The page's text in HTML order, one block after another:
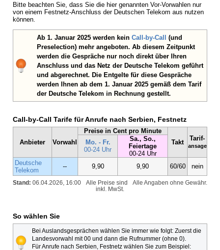
Bitte beachten Sie, dass Sie die hier genannten Vor-Vorwahlen nur
von einem Festnetz-Anschluss der Deutschen Telekom aus nutzen
können.
Ab 1. Januar 2025 werden kein Call-by-Call (und
Preselection) mehr angeboten. Ab diesem Zeitpunkt
werden die Gespräche nur noch direkt über Ihren
Anschluss und das Netz der Deutsche Telekom geführt
und abgerechnet. Die Entgelte für diese Gespräche
werden Ihnen ab dem 1. Januar 2025 gemäß dem Tarif
der Deutsche Telekom in Rechnung gestellt.
Call-by-Call Tarife für Anrufe nach Serbien, Festnetz
Anbieter Vorwahl
Preise in Cent pro Minute
Takt
Tarif-
ansage
Mo. - Fr.
00-24 Uhr
Sa., So.,
Feiertage
00-24 Uhr
Deutsche
Telekom
-- 9,90 9,90 60/60 nein
Stand: 06.04.2026, 16:00 Alle Angaben ohne Gewähr.
Alle Preise sind
inkl. MwSt.
So wählen Sie
Bei Auslandsgesprächen wählen Sie immer wie folgt: Zuerst die
Landesvorwahl mit 00 und dann die Rufnummer (ohne 0).
Für Anrufe nach Serbien, Festnetz wählen Sie zum Beispiel: